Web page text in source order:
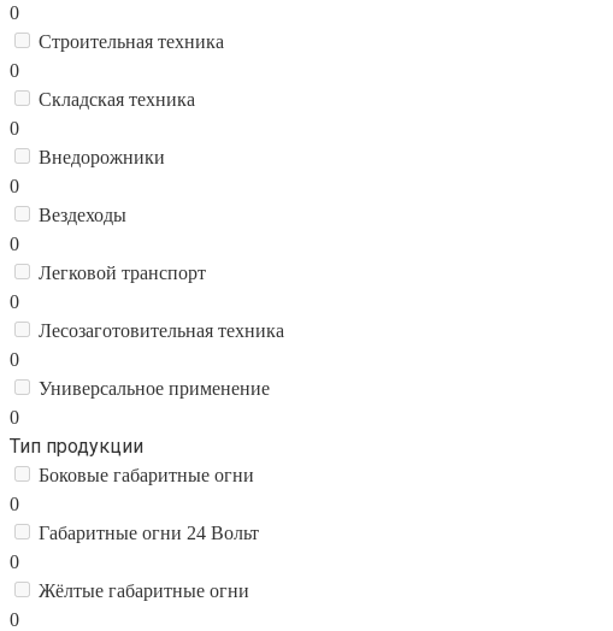
0
Строительная техника
0
Складская техника
0
Внедорожники
0
Вездеходы
0
Легковой транспорт
0
Лесозаготовительная техника
0
Универсальное применение
0
Тип продукции
Боковые габаритные огни
0
Габаритные огни 24 Вольт
0
Жёлтые габаритные огни
0